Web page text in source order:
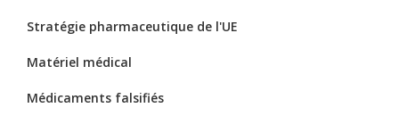
Stratégie pharmaceutique de l'UE
Matériel médical
Médicaments falsifiés